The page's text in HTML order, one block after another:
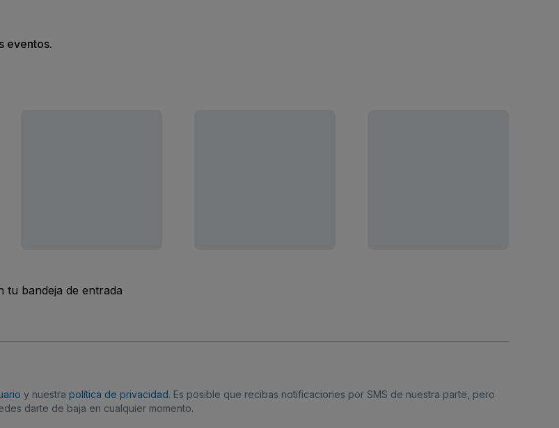
eventos.
tu bandeja de entrada
y nuestra política de privacidad. Es posible que recibas notificaciones por SMS de nuestra parte, pero
darte de baja en cualquier momento.